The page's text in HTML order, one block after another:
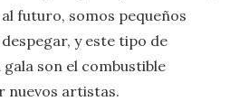
futuro, somos pequeños
y este tipo de
son el combustible
nuevos artistas.